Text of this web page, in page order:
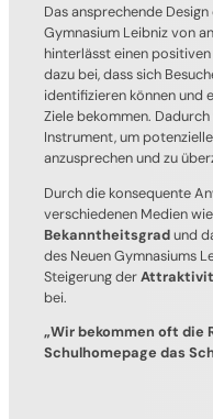
Das ansprechende
Gymnasium Leibniz von
hinterlässt einen
dazu bei, dass sich
identifizieren können und
Ziele bekommen.
Instrument, um
anzusprechen und zu
Durch die konsequente
verschiedenen Medien
Bekanntheitsgradund
des Neuen Gymnasiums
Steigerung der
bei.
„Wir bekommen oft die
Schulhomepage das